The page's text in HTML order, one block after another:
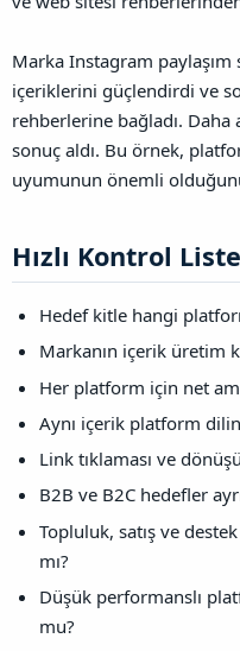
Marka Instagram paylaşım
içeriklerini güçlendirdi ve
rehberlerine bağladı.
sonuç aldı. Bu örnek,
uyumunun önemli
Hızlı Kontrol
Hedef kitle hangi
Markanın içerik üretim
Her platform için net
Aynı içerik platform
Link tıklaması ve
B2B ve B2C hedefler
Topluluk, satış ve
mı?
Düşük performanslı
mu?